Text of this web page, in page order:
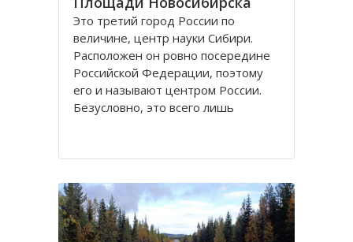
Это третий город России по
величине, центр науки Сибири.
Расположен он ровно посередине
Российской Федерации, поэтому
его и называют центром России.
Безусловно, это всего лишь
Площадей в Новосибирске
значительных в городе относятся